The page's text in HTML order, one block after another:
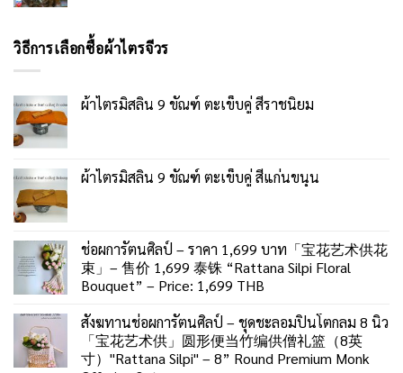
วิธีการเลือกซื้อผ้าไตรจีวร
ผ้าไตรมิสลิน 9 ขัณฑ์ ตะเข็บคู่ สีราชนิยม
ผ้าไตรมิสลิน 9 ขัณฑ์ ตะเข็บคู่ สีแก่นขนุน
ช่อผการัตนศิลป์ – ราคา 1,699 บาท「宝花艺术供花
束」– 售价 1,699 泰铢 “Rattana Silpi Floral
Bouquet” – Price: 1,699 THB
สังฆทานช่อผการัตนศิลป์ – ชุดชะลอมปิ่นโตกลม 8 นิ้ว
「宝花艺术供」圆形便当竹编供僧礼篮（8英
寸）"Rattana Silpi" – 8” Round Premium Monk